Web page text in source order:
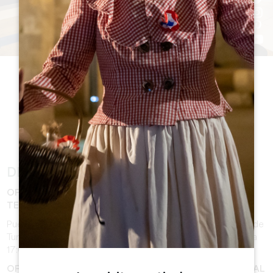
LOS HORARIOS DE
APERTURA
DE APERTURA
DEL 5 DE ENERO AL 06 DE FEBRERO
OFICINA DE TURISMO DE SAINT-ÉMILION - ATENCIÓN
TELEFÓNICA
Puede contactar con la atención telefónica de la Oficina de
Turismo en el 05 57 55 28 28 de 10:30 a 12:30 y de 14:00 a
17:00.
OFICINA DE TURISMO DE SAINT-ÉMILION - RECEPCIÓN AL